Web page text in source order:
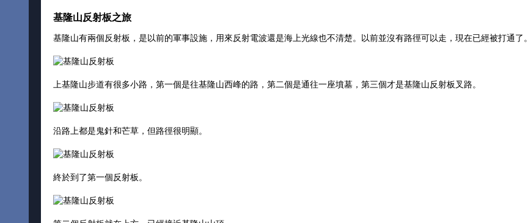
基隆山反射板之旅
基隆山有兩個反射板，是以前的軍事設施，用來反射電波還是海上光線也不清楚。以前並沒有路徑可以走，現在已經被打通了。
上基隆山步道有很多小路，第一個是往基隆山西峰的路，第二個是通往一座墳墓，第三個才是基隆山反射板叉路。
沿路上都是鬼針和芒草，但路徑很明顯。
終於到了第一個反射板。